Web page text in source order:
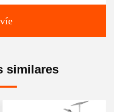
similares